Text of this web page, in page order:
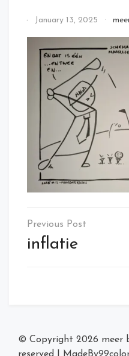
ByJanuary 13, 2025
Post
navigation
inflatie
© Copyright 2026 meer
reserved
MadeBy